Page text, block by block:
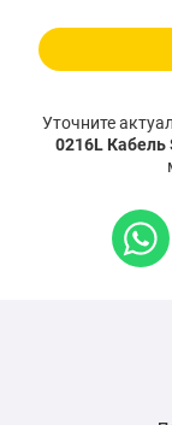
Уточните
0216L Кабель